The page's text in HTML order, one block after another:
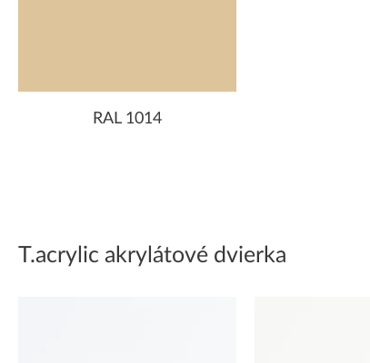
RAL 1014
T.acrylic akrylátové dvierka